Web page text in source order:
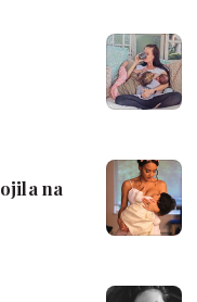
na